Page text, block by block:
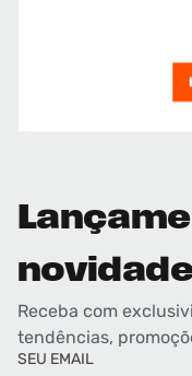
Receba com
tendências,
SEU EMAIL